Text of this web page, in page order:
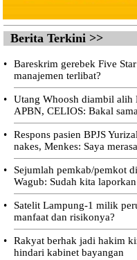
Berita Terkini >>
•
Bareskrim gerebek Five
manajemen terlibat?
•
Utang Whoosh diambil alih
APBN, CELIOS: Bakal
•
Respons pasien BPJS
nakes, Menkes: Saya
•
Sejumlah pemkab/pemkot
Wagub: Sudah kita
•
Satelit Lampung-1 milik
manfaat dan risikonya?
•
Rakyat berhak jadi hakim
hindari kabinet bayangan